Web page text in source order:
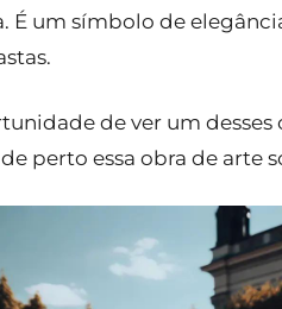
É um símbolo de
de ver um
perto essa obra de arte